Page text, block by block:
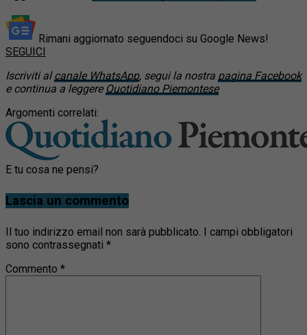
Rimani aggiornato seguendoci su Google News!
SEGUICI
Iscriviti alcanale WhatsApp, segui la nostra pagina Facebook
e continua a leggere Quotidiano Piemontese
Argomenti correlati:
E tu cosa ne pensi?
Lascia un commento
Il tuo indirizzo email non sarà pubblicato. I campi obbligatori
sono contrassegnati *
Commento *